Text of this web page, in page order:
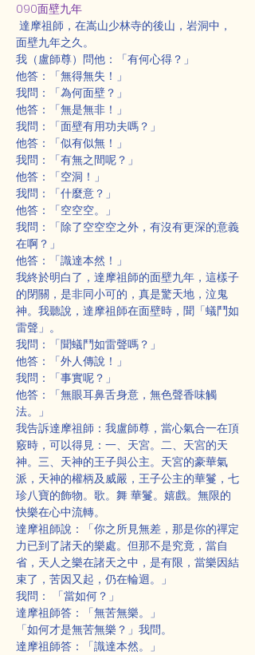
090面壁九年
達摩祖師，在嵩山少林寺的後山，岩洞中，
面壁九年之久。
我（盧師尊）問他：「有何心得？」
他答：「無得無失！」
我問：「為何面壁？」
他答：「無是無非！」
我問：「面壁有用功夫嗎？」
他答：「似有似無！」
我問：「有無之間呢？」
他答：「空洞！」
我問：「什麼意？」
他答：「空空空。」
我問：「除了空空空之外，有沒有更深的意義
在啊？」
他答：「識達本然！」
我終於明白了，達摩祖師的面壁九年，這樣子
的閉關，是非同小可的，真是驚天地，泣鬼
神。我聽說，達摩祖師在面壁時，聞「蟻鬥如
雷聲」。
我問：「聞蟻鬥如雷聲嗎？」
他答：「外人傳說！」
我問：「事實呢？」
他答：「無眼耳鼻舌身意，無色聲香味觸
法。」
我告訴達摩祖師：我盧師尊，當心氣合一在頂
竅時，可以得見：一、天宮。二、天宮的天
神。三、天神的王子與公主。天宮的豪華氣
派，天神的權柄及威嚴，王子公主的華鬘，七
珍八寶的飾物。歌。舞 華鬘。嬉戲。無限的
快樂在心中流轉。
達摩祖師說：「你之所見無差，那是你的禪定
力已到了諸天的樂處。但那不是究竟，當自
省，天人之樂在諸天之中，是有限，當樂因結
束了，苦因又起，仍在輪迴。」
我問： 「當如何？」
達摩祖師答：「無苦無樂。」
「如何才是無苦無樂？」我問。
達摩祖師答：「識達本然。」